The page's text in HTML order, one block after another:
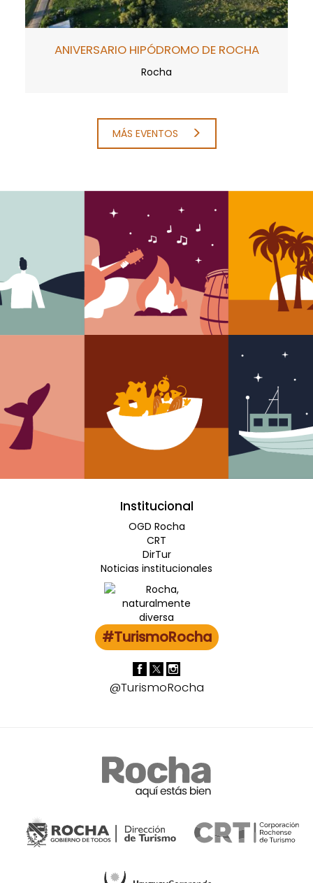
ANIVERSARIO HIPÓDROMO DE ROCHA
Rocha
MÁS EVENTOS
Institucional
OGD Rocha
CRT
DirTur
Noticias institucionales
#TurismoRocha
@TurismoRocha